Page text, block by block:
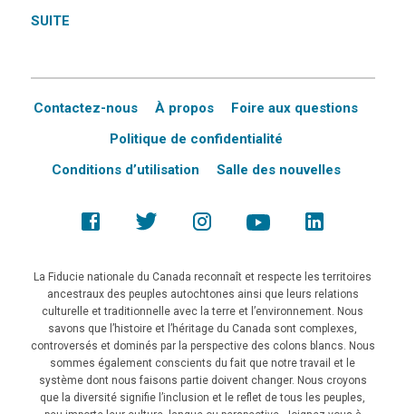
SUITE
Contactez-nous À propos
Foire aux questions
Politique de confidentialité
Conditions d’utilisation
Salle des nouvelles
La Fiducie nationale du Canada reconnaît et respecte les territoires
ancestraux des peuples autochtones ainsi que leurs relations
culturelle et traditionnelle avec la terre et l’environnement. Nous
savons que l’histoire et l’héritage du Canada sont complexes,
controversés et dominés par la perspective des colons blancs. Nous
sommes également conscients du fait que notre travail et le
système dont nous faisons partie doivent changer. Nous croyons
que la diversité signifie l’inclusion et le reflet de tous les peuples,